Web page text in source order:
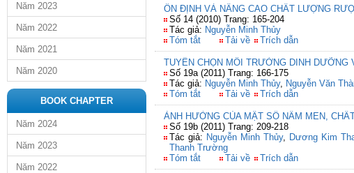
Năm 2023
Năm 2022
Năm 2021
Năm 2020
BOOK CHAPTER
Năm 2024
Năm 2023
Năm 2022
ỔN ĐỊNH VÀ NÂNG CAO CHẤT LƯỢNG
Số 14 (2010) Trang: 165-204
Tác giả: Nguyễn Minh Thủy
Tóm tắt
Tải về Trích dẫn
TUYỂN CHỌN MÔI TRƯỜNG DINH
Số 19a (2011) Trang: 166-175
Tác giả: Nguyễn Minh Thủy, Nguyễn Văn
Tóm tắt
Tải về Trích dẫn
ẢNH HƯỞNG CỦA MẬT SỐ NẤM MEN,
Số 19b (2011) Trang: 209-218
Tác giả: Nguyễn Minh Thủy, Dương Kim
Thanh Trường
Tóm tắt
Tải về Trích dẫn